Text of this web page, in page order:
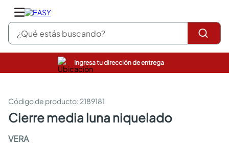
¿Qué estás buscando?
Ingresa tu dirección de entrega
: 2189181
cierre media luna niquelado
VERA
pinturas
sanitarios
comedor
pisos